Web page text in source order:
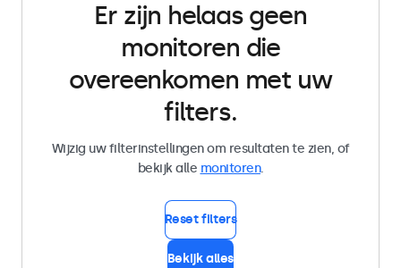
Er zijn helaas geen
monitoren die
overeenkomen met uw
filters.
Wijzig uw filterinstellingen om resultaten te zien, of
bekijk alle monitoren.
Reset filters
Bekijk alles